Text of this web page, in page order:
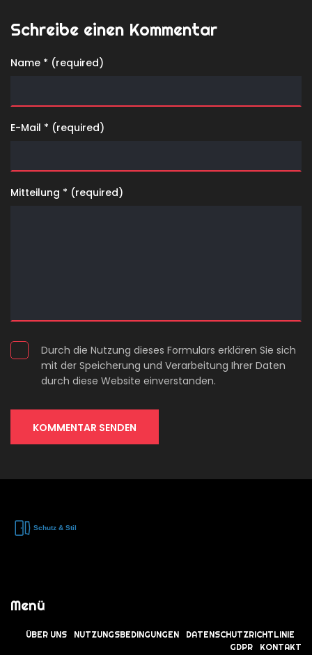
Schreibe einen Kommentar
Name * (required)
E-Mail * (required)
Mitteilung * (required)
Durch die Nutzung dieses Formulars erklären Sie sich
mit der Speicherung und Verarbeitung Ihrer Daten
durch diese Website einverstanden.
KOMMENTAR SENDEN
Menü
ÜBER UNS NUTZUNGSBEDINGUNGEN
DATENSCHUTZRICHTLINIE
GDPR
KONTAKT